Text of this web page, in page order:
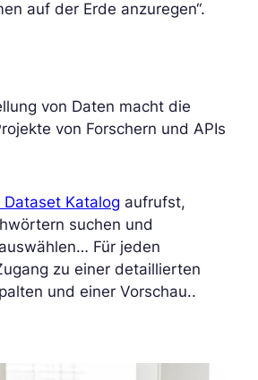
auf der Erde anzuregen“.
von Daten macht die
von Forschern und APIs
Katalog aufrufst,
suchen und
Für jeden
zu einer detaillierten
und einer Vorschau..